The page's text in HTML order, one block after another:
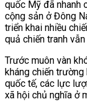
quốc Mỹ đã nhanh
cộng sản ở Đông
triển khai nhiều
quả chiến tranh
Trước muôn vàn
kháng chiến
quốc tế, các lực
xã hội chủ nghĩa ở